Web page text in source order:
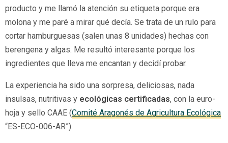
producto y me llamó la atención su etiqueta porque era
molona y me paré a mirar qué decía. Se trata de un rulo para
cortar hamburguesas (salen unas 8 unidades) hechas con
berengena y algas. Me resultó interesante porque los
ingredientes que lleva me encantan y decidí probar.
La experiencia ha sido una sorpresa, deliciosas, nada
insulsas, nutritivas y ecológicas certificadas, con la euro-
hoja y sello CAAE (Comité Aragonés de Agricultura Ecológica
“ES-ECO-006-AR”).